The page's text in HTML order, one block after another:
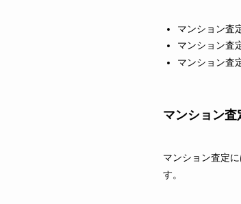
マンション査
マンション査
マンション査
マンション
マンション査定
す。